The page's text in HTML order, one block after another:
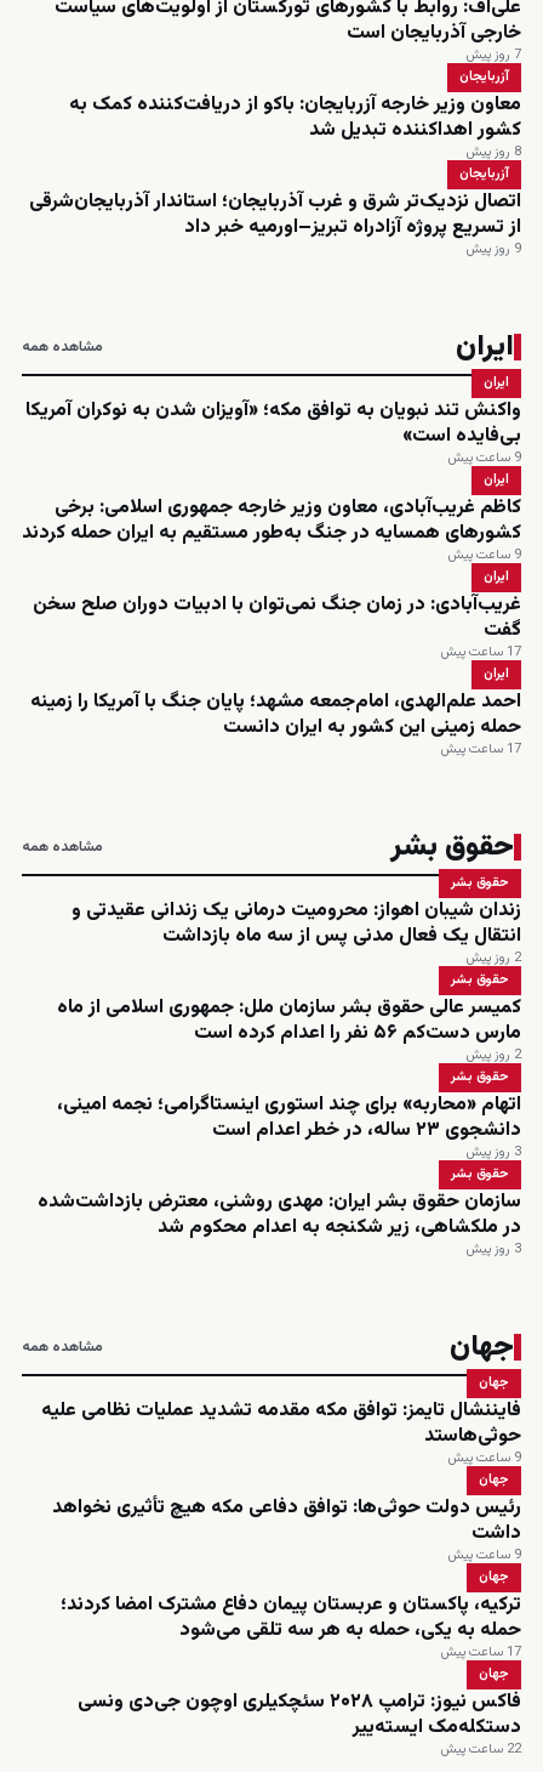
علی‌اف: روابط با کشورهای تورکستان از اولویت‌های سیاست
خارجی آذربایجان است
7 روز پیش
آزربایجان
معاون وزیر خارجه آزربایجان: باکو از دریافت‌کننده کمک به
کشور اهداکننده تبدیل شد
8 روز پیش
آزربایجان
اتصال نزدیک‌تر شرق و غرب آذربایجان؛ استاندار آذربایجان‌شرقی
از تسریع پروژه آزادراه تبریز–اورمیه خبر داد
9 روز پیش
ایران مشاهده همه
ایران
واکنش تند نبویان به توافق مکه؛ «آویزان شدن به نوکران آمریکا
بی‌فایده است»
9 ساعت پیش
ایران
کاظم غریب‌آبادی، معاون وزیر خارجه جمهوری اسلامی: برخی
کشورهای همسایه در جنگ به‌طور مستقیم به ایران حمله کردند
9 ساعت پیش
ایران
غریب‌آبادی: در زمان جنگ نمی‌توان با ادبیات دوران صلح سخن
گفت
17 ساعت پیش
ایران
احمد علم‌الهدی، امام‌جمعه مشهد؛ پایان جنگ با آمریکا را زمینه
حمله زمینی این کشور به ایران دانست
17 ساعت پیش
حقوق بشر مشاهده همه
حقوق بشر
زندان شیبان اهواز: محرومیت درمانی یک زندانی عقیدتی و
انتقال یک فعال مدنی پس از سه ماه بازداشت
2 روز پیش
حقوق بشر
کمیسر عالی حقوق بشر سازمان ملل: جمهوری اسلامی از ماه
مارس دست‌کم ۵۶ نفر را اعدام کرده است
2 روز پیش
حقوق بشر
اتهام «محاربه» برای چند استوری اینستاگرامی؛ نجمه امینی،
دانشجوی ۲۳ ساله، در خطر اعدام است
3 روز پیش
حقوق بشر
سازمان حقوق بشر ایران: مهدی روشنی، معترض بازداشت‌شده
در ملکشاهی، زیر شکنجه به اعدام محکوم شد
3 روز پیش
جهان مشاهده همه
جهان
فایننشال تایمز: توافق مکه مقدمه تشدید عملیات نظامی علیه
حوثی‌هاستد
9 ساعت پیش
جهان
رئیس دولت حوثی‌ها: توافق دفاعی مکه هیچ تأثیری نخواهد
داشت
9 ساعت پیش
جهان
ترکیه، پاکستان و عربستان پیمان دفاع مشترک امضا کردند؛
حمله به یکی، حمله به هر سه تلقی می‌شود
17 ساعت پیش
جهان
فاکس نیوز: ترامپ ۲۰۲۸ سئچکیلری اوچون جی‌دی ونسی
دستکله‌مک ایسته‌ییر
22 ساعت پیش